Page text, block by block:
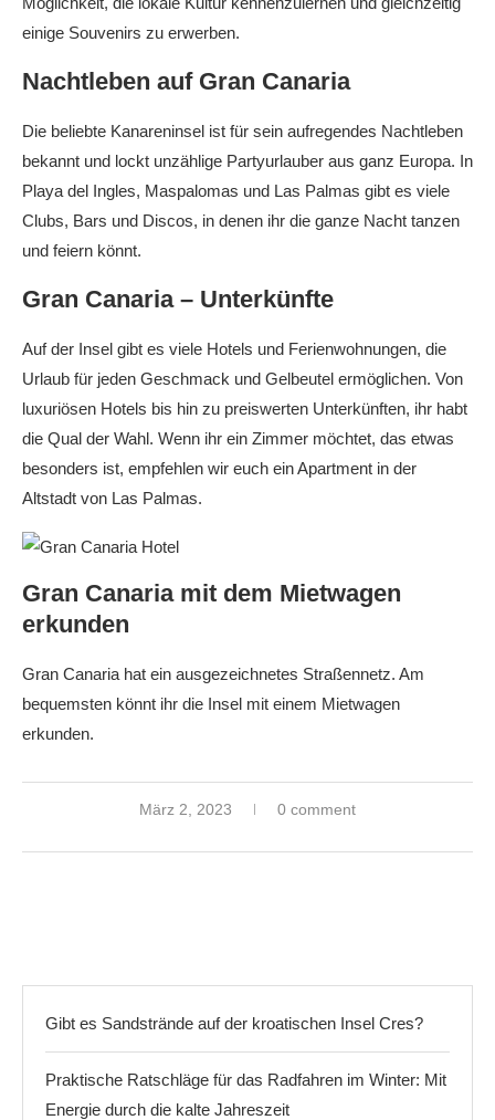
einige Souvenirs zu erwerben.
Nachtleben auf Gran Canaria
Die beliebte Kanareninsel ist für sein aufregendes Nachtleben
bekannt und lockt unzählige Partyurlauber aus ganz Europa. In
Playa del Ingles, Maspalomas und Las Palmas gibt es viele
Clubs, Bars und Discos, in denen ihr die ganze Nacht tanzen
und feiern könnt.
Gran Canaria – Unterkünfte
Auf der Insel gibt es viele Hotels und Ferienwohnungen, die
Urlaub für jeden Geschmack und Gelbeutel ermöglichen. Von
luxuriösen Hotels bis hin zu preiswerten Unterkünften, ihr habt
die Qual der Wahl. Wenn ihr ein Zimmer möchtet, das etwas
besonders ist, empfehlen wir euch ein Apartment in der
Altstadt von Las Palmas.
Gran Canaria mit dem Mietwagen
erkunden
Gran Canaria hat ein ausgezeichnetes Straßennetz. Am
bequemsten könnt ihr die Insel mit einem Mietwagen
erkunden.
März 2, 2023 0 comment
Gibt es Sandstrände auf der kroatischen Insel Cres?
Praktische Ratschläge für das Radfahren im Winter: Mit
Energie durch die kalte Jahreszeit